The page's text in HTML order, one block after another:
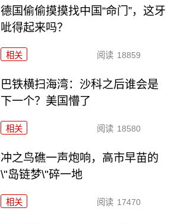
德国偷偷摸摸找中国“命门”，这牙
呲得起来吗？
相关 阅读 18859
巴铁横扫海湾：沙科之后谁会是
下一个？美国懵了
相关 阅读 18580
冲之鸟礁一声炮响，高市早苗的
\"岛链梦\"碎一地
相关 阅读 17470